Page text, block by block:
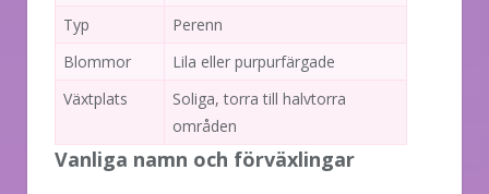
Typ
Perenn
Blommor
Lila eller purpurfärgade
Växtplats
Soliga, torra till halvtorra
områden
Vanliga namn och förväxlingar